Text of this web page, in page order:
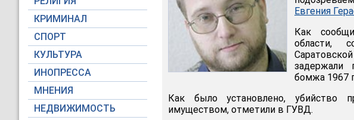
КРИМИНАЛ
СПОРТ
КУЛЬТУРА
ИНОПРЕССА
МНЕНИЯ
НЕДВИЖИМОСТЬ
Евгения
Как
области,
задержали
бомжа 1967
Как было установлено, убийство
имуществом, отметили в ГУВД.